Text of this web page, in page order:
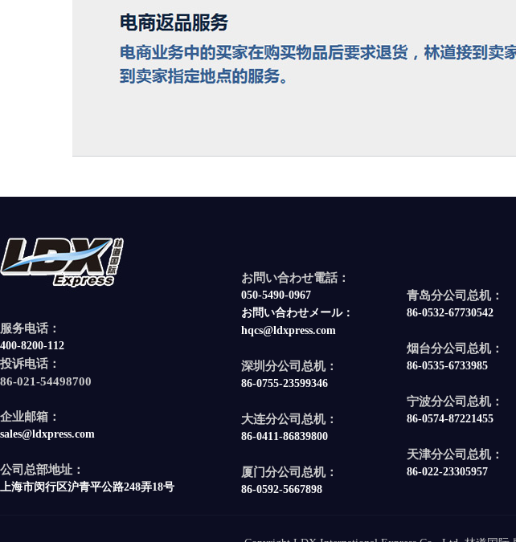
服务电话：
400-8200-112
投诉电话：
86-021-54498700
企业邮箱：
sales@ldxpress.com
公司总部地址：
上海市闵行区沪青平公路248弄18号
お問い合わせ電話：
050-5490-0967
お問い合わせメール：
hqcs@ldxpress.com
深圳分公司总机：
86-0755-23599346
大连分公司总机：
86-0411-86839800
厦门分公司总机：
86-0592-5667898
青岛分公司总机：
86-0532-67730542
烟台分公司总机：
86-0535-6733985
宁波分公司总机：
86-0574-87221455
天津分公司总机：
86-022-23305957